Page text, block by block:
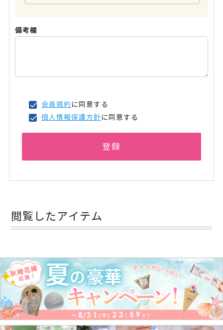
備考欄
会員規約に同意する
個人情報保護方針に同意する
登録
閲覧したアイテム